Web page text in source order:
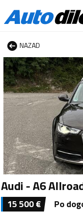
NAZAD
Audi - A6
15 500€ Po